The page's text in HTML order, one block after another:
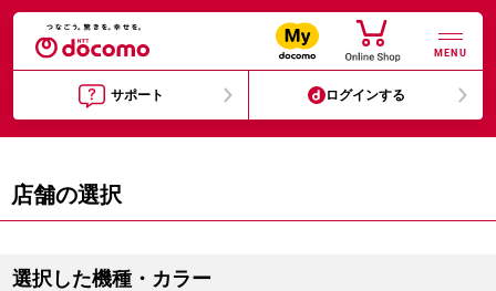
MENU
サポート ログインする
店舗の選択
選択した機種・カラー